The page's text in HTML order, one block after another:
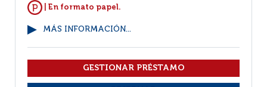
| En formato papel.
MÁS INFORMACIÓN...